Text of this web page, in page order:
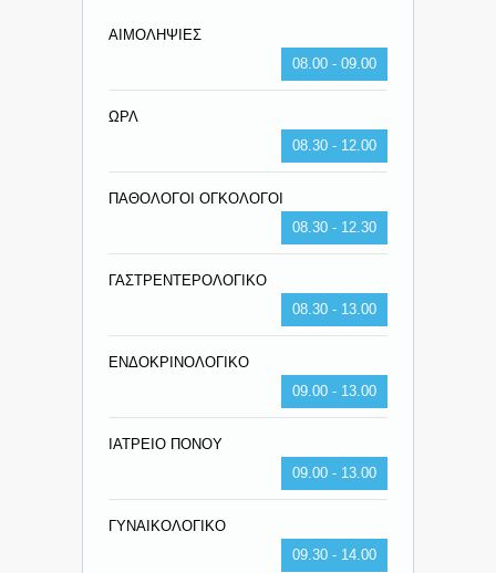
ΑΙΜΟΛΗΨΙΕΣ
08.00 - 09.00
ΩΡΛ
08.30 - 12.00
ΠΑΘΟΛΟΓΟΙ ΟΓΚΟΛΟΓΟΙ
08.30 - 12.30
ΓΑΣΤΡΕΝΤΕΡΟΛΟΓΙΚΟ
08.30 - 13.00
ΕΝΔΟΚΡΙΝΟΛΟΓΙΚΟ
09.00 - 13.00
ΙΑΤΡΕΙΟ ΠΟΝΟΥ
09.00 - 13.00
ΓΥΝΑΙΚΟΛΟΓΙΚΟ
09.30 - 14.00